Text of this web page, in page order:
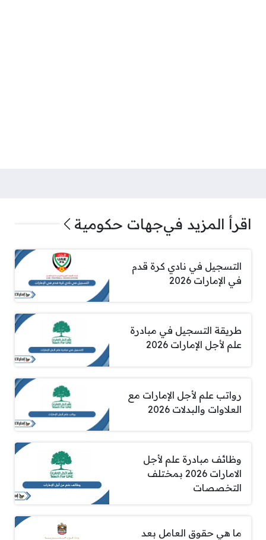
اقرأ المزيد فيجهات حكومية
التسجيل في نادي كرة قدم
في الإمارات 2026
طريقة التسجيل في مبادرة
علم لأجل الإمارات 2026
رواتب علم لأجل الإمارات مع
العلاوات والبدلات 2026
وظائف مبادرة علم لأجل
الامارات 2026 بمختلف
التخصصات
ما هي حقوق العامل بعد